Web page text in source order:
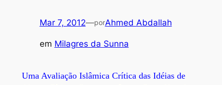
Mar 7, 2012—porAhmed Abdallah
em Milagres da Sunna
Uma Avaliação Islâmica Crítica das Idéias de